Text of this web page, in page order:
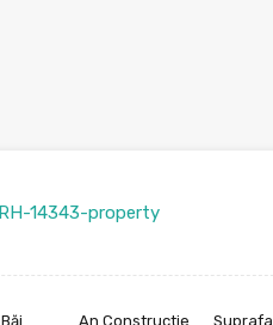
RH-14343-property
Băi An Constructie